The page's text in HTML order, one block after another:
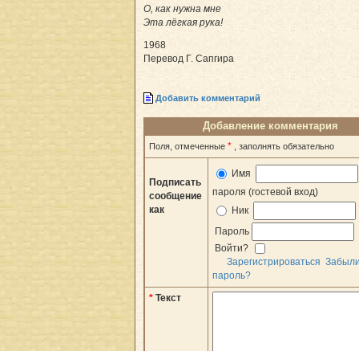
О, как нужна мне
Эта лёгкая рука!
1968
Перевод Г. Сапгира
Добавить комментарий
Добавление комментария
Поля, отмеченные * , заполнять обязательно
Подписать
сообщение
как
Имя
пароля (гостевой вход)
Ник
Пароль
Войти?
Зарегистрироваться
пароль?
* Текст